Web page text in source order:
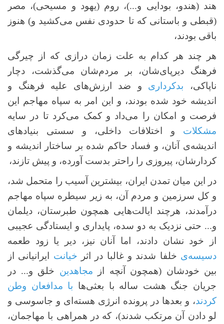
هند (هندو، بودایی و...)، روم (یهود و مسیحی)، مصر
(قبطی و باستانی که تا حدودی نفس می‌کشید و) هنوز
باقی بودند،
هر چند هر کدام به علت زمان درازی که از چیرگی
فرهنگ دیرپای‌شان، بر مردم‌شان می‌گذشت، دچار
ناپاکی، بدکرداری و ضد ارزش‌های علیه فرهنگ و
اندیشه خود شده بودند، و این امر به سپاه مهاجم این
فرصت و امکان را می‌داد و کمک می‌کرد تا در سایه
مشکلات و اختلافات داخلی، و سستی بنیادهای
اندیشه‌ی آنان، و فساد حاکم شده بر ساختار اندیشه و
کردارشان، پیروزی را راحتر بدست آورده، و پیش تازند،
در این میان تمدن ایران، بیشترین آسیب را متحمل شد،
و کل سرزمین و مردم آن، به زیر سیطره سپاه مهاجم
درآمدند، هرچند ایالت‌هایی همچون طبرستان، دیلمان
و... حتی نزدیک به دو سده، پایداری و ایستادگی عجیبی
از خود نشان دادند، اما آنان نیز، دیر یا زود طعمه
دسیسه‌‎ی
خلفا شدند و غالبا در اثر خیانت ایرانیانی از
بین خودشان (همچون آنچه از مجاهدین خلق و... در
جریان جنگ هشت ساله با بعثی‌ها با مدافعان وطن
کردند، و بعدها در پرونده انرژی هسته‌ای و جاسوسی و
لو دادن آن مرتکب شدند)، که در همراهی با مهاجمان،